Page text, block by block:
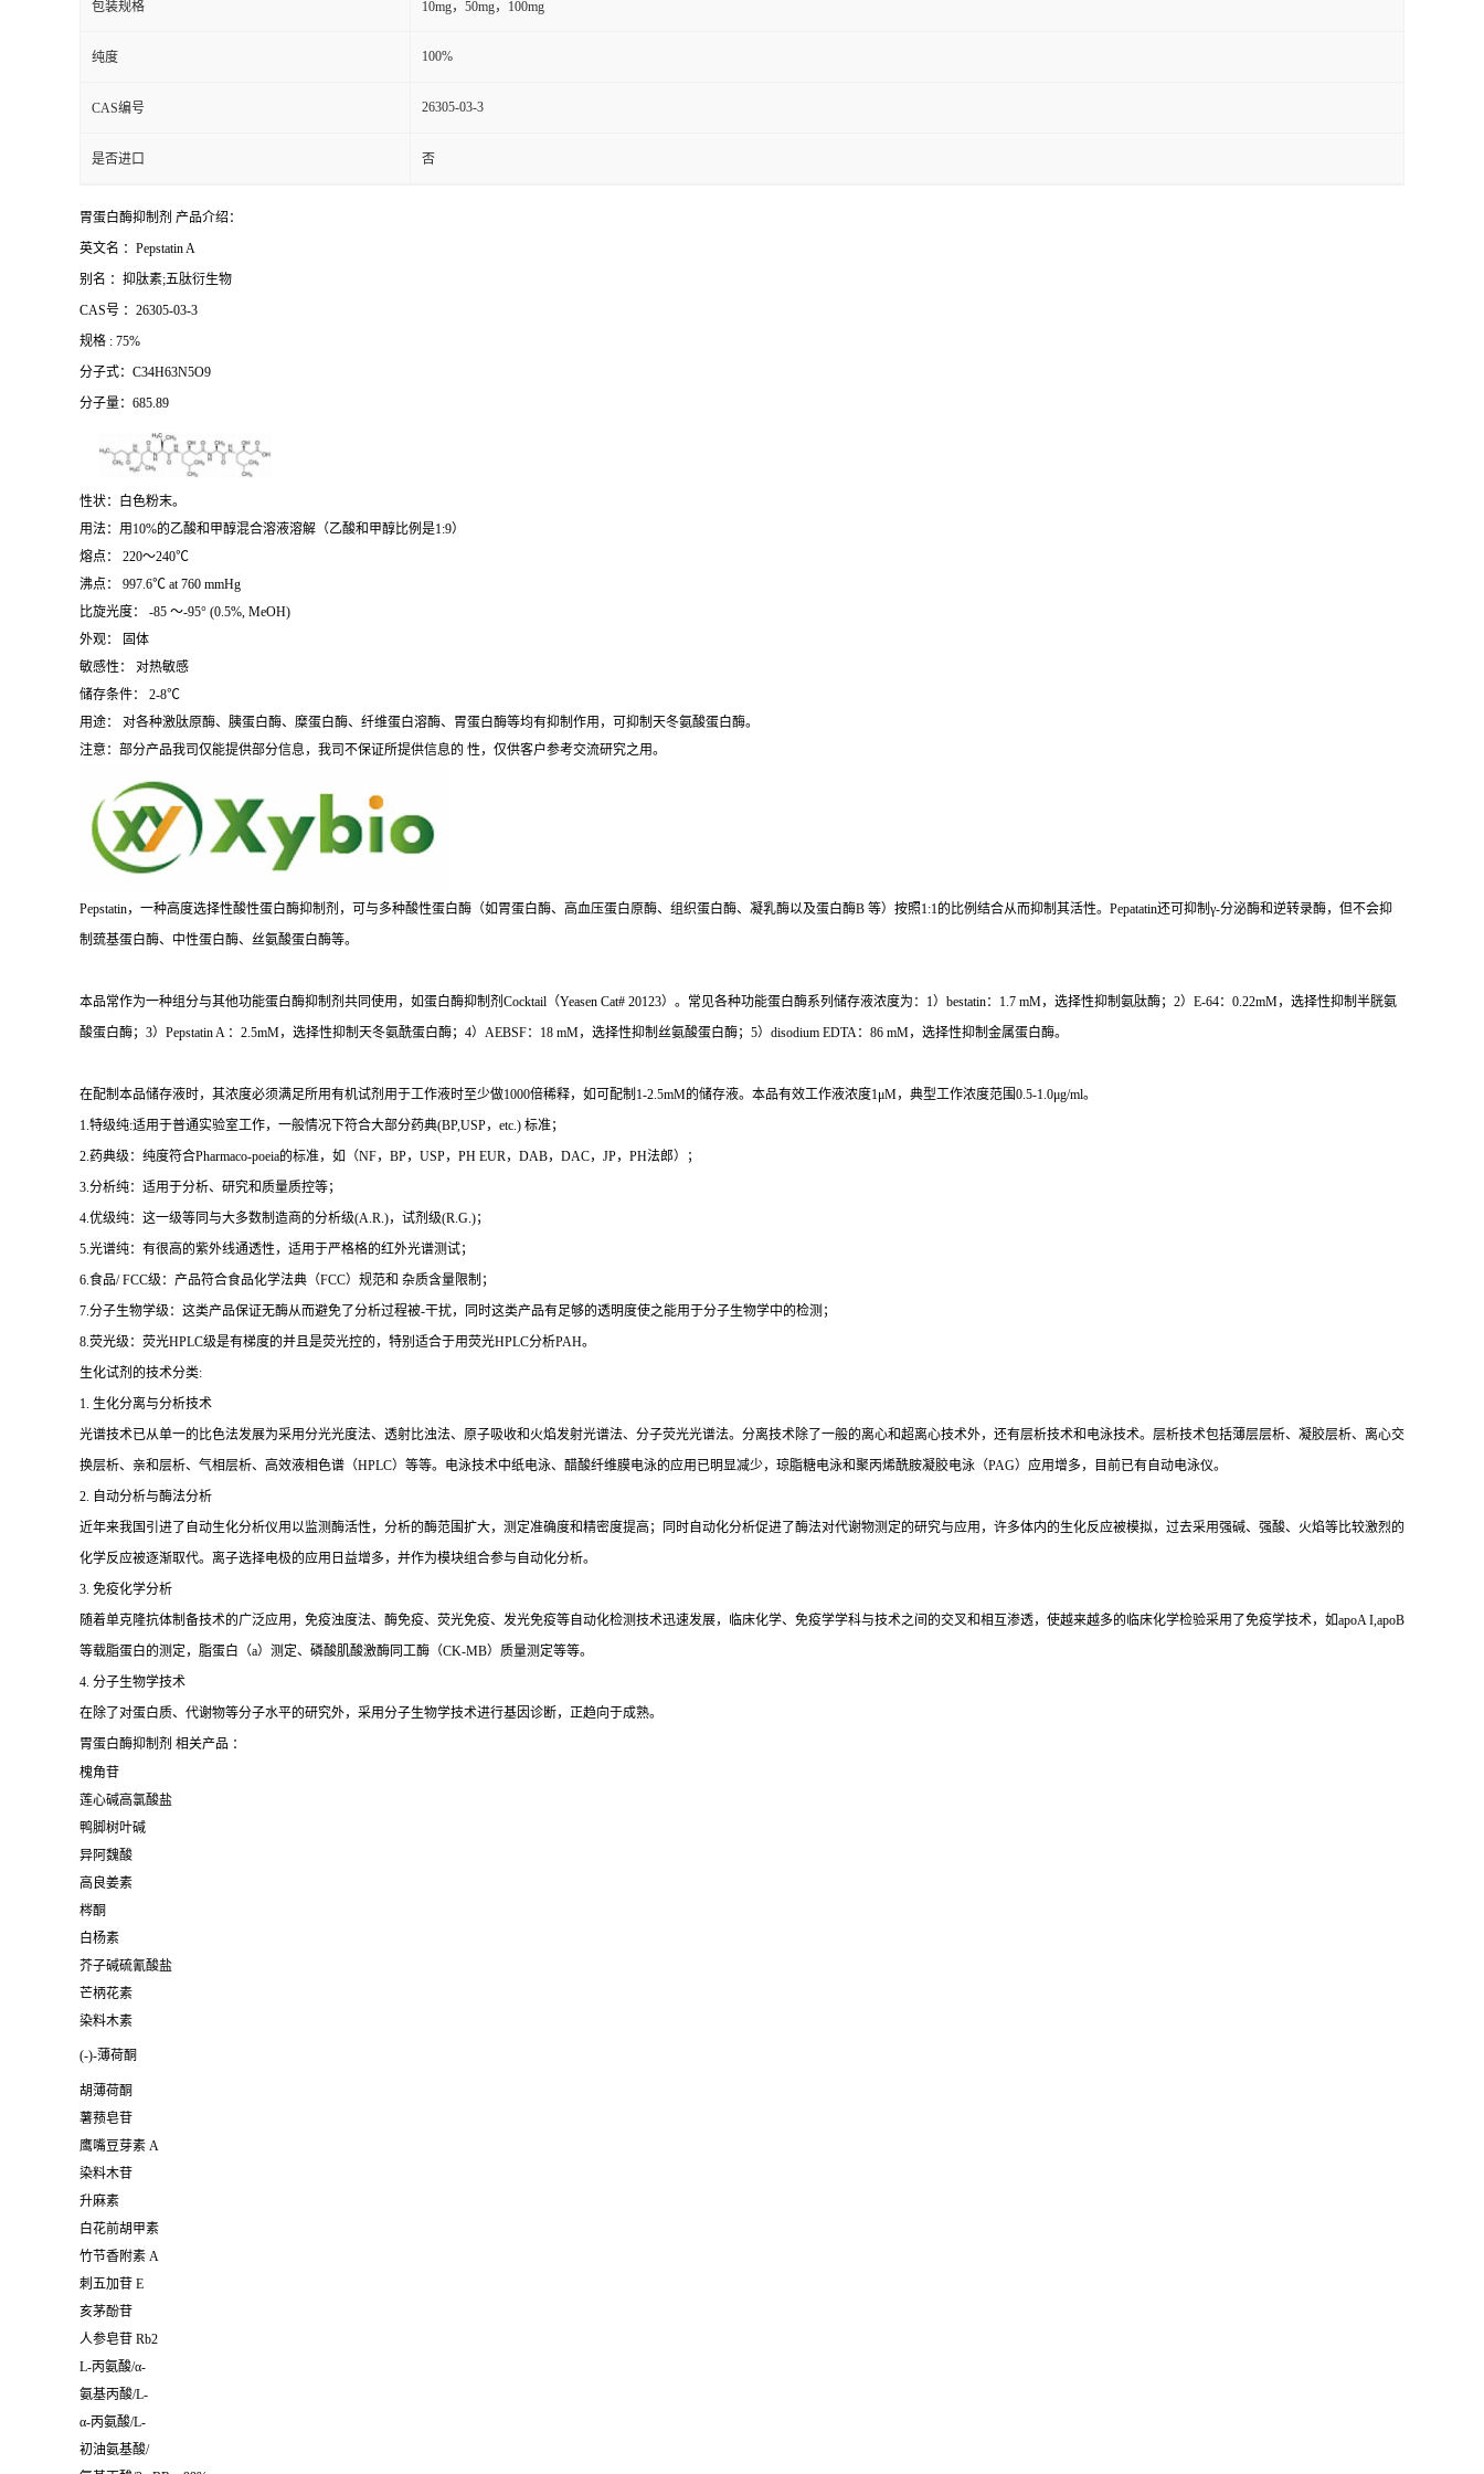
包装规格 10mg，50mg，100mg
纯度 100%
CAS编号 26305-03-3
是否进口 否
胃蛋白酶抑制剂 产品介绍：
英文名 ：Pepstatin A
别名 ：抑肽素;五肽衍生物
CAS号 ：26305-03-3
规格 : 75%
分子式：C34H63N5O9
分子量：685.89
性状：白色粉末。
用法：用10%的乙酸和甲醇混合溶液溶解（乙酸和甲醇比例是1:9）
熔点： 220～240℃
沸点： 997.6℃ at 760 mmHg
比旋光度： -85 ～-95° (0.5%, MeOH)
外观： 固体
敏感性： 对热敏感
储存条件： 2-8℃
用途： 对各种激肽原酶、胰蛋白酶、糜蛋白酶、纤维蛋白溶酶、胃蛋白酶等均有抑制作用，可抑制天冬氨酸蛋白酶。
注意：部分产品我司仅能提供部分信息，我司不保证所提供信息的 性，仅供客户参考交流研究之用。
Pepstatin，一种高度选择性酸性蛋白酶抑制剂，可与多种酸性蛋白酶（如胃蛋白酶、高血压蛋白原酶、组织蛋白酶、凝乳酶以及蛋白酶B 等）按照1:1的比例结合从而抑制其活性。Pepatatin还可抑制γ-分泌酶和逆转录酶，但不会抑
制巯基蛋白酶、中性蛋白酶、丝氨酸蛋白酶等。
本品常作为一种组分与其他功能蛋白酶抑制剂共同使用，如蛋白酶抑制剂Cocktail（Yeasen Cat# 20123）。常见各种功能蛋白酶系列储存液浓度为：1）bestatin：1.7 mM，选择性抑制氨肽酶；2）E-64：0.22mM，选择性抑制半胱氨
酸蛋白酶；3）Pepstatin A ：2.5mM，选择性抑制天冬氨酰蛋白酶；4）AEBSF：18 mM，选择性抑制丝氨酸蛋白酶；5）disodium EDTA：86 mM，选择性抑制金属蛋白酶。
在配制本品储存液时，其浓度必须满足所用有机试剂用于工作液时至少做1000倍稀释，如可配制1-2.5mM的储存液。本品有效工作液浓度1μM，典型工作浓度范围0.5-1.0μg/ml。
1.特级纯:适用于普通实验室工作，一般情况下符合大部分药典(BP,USP，etc.) 标准；
2.药典级：纯度符合Pharmaco-poeia的标准，如（NF，BP，USP，PH EUR，DAB，DAC，JP，PH法郎）；
3.分析纯：适用于分析、研究和质量质控等；
4.优级纯：这一级等同与大多数制造商的分析级(A.R.)，试剂级(R.G.)；
5.光谱纯：有很高的紫外线通透性，适用于严格格的红外光谱测试；
6.食品/ FCC级：产品符合食品化学法典（FCC）规范和 杂质含量限制；
7.分子生物学级：这类产品保证无酶从而避免了分析过程被-干扰，同时这类产品有足够的透明度使之能用于分子生物学中的检测；
8.荧光级：荧光HPLC级是有梯度的并且是荧光控的，特别适合于用荧光HPLC分析PAH。
生化试剂的技术分类:
1. 生化分离与分析技术
光谱技术已从单一的比色法发展为采用分光光度法、透射比浊法、原子吸收和火焰发射光谱法、分子荧光光谱法。分离技术除了一般的离心和超离心技术外，还有层析技术和电泳技术。层析技术包括薄层层析、凝胶层析、离心交
换层析、亲和层析、气相层析、高效液相色谱（HPLC）等等。电泳技术中纸电泳、醋酸纤维膜电泳的应用已明显减少，琼脂糖电泳和聚丙烯酰胺凝胶电泳（PAG）应用增多，目前已有自动电泳仪。
2. 自动分析与酶法分析
近年来我国引进了自动生化分析仪用以监测酶活性，分析的酶范围扩大，测定准确度和精密度提高；同时自动化分析促进了酶法对代谢物测定的研究与应用，许多体内的生化反应被模拟，过去采用强碱、强酸、火焰等比较激烈的
化学反应被逐渐取代。离子选择电极的应用日益增多，并作为模块组合参与自动化分析。
3. 免疫化学分析
随着单克隆抗体制备技术的广泛应用，免疫浊度法、酶免疫、荧光免疫、发光免疫等自动化检测技术迅速发展，临床化学、免疫学学科与技术之间的交叉和相互渗透，使越来越多的临床化学检验采用了免疫学技术，如apoA I,apoB
等载脂蛋白的测定，脂蛋白（a）测定、磷酸肌酸激酶同工酶（CK-MB）质量测定等等。
4. 分子生物学技术
在除了对蛋白质、代谢物等分子水平的研究外，采用分子生物学技术进行基因诊断，正趋向于成熟。
胃蛋白酶抑制剂 相关产品 ：
槐角苷
莲心碱高氯酸盐
鸭脚树叶碱
异阿魏酸
高良姜素
梣酮
白杨素
芥子碱硫氰酸盐
芒柄花素
染料木素
(-)-薄荷酮
胡薄荷酮
薯蓣皂苷
鹰嘴豆芽素 A
染料木苷
升麻素
白花前胡甲素
竹节香附素 A
刺五加苷 E
亥茅酚苷
人参皂苷 Rb2
L-丙氨酸/α-
氨基丙酸/L-
α-丙氨酸/L-
初油氨基酸/